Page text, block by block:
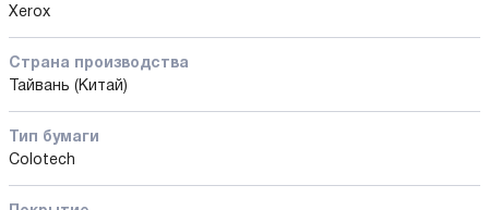
Xerox
Страна производства
Тайвань (Китай)
Тип бумаги
Colotech